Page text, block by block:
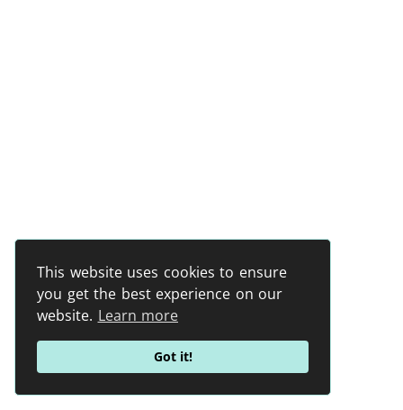
This website uses cookies to ensure
you get the best experience on our
website. Learn more
Got it!